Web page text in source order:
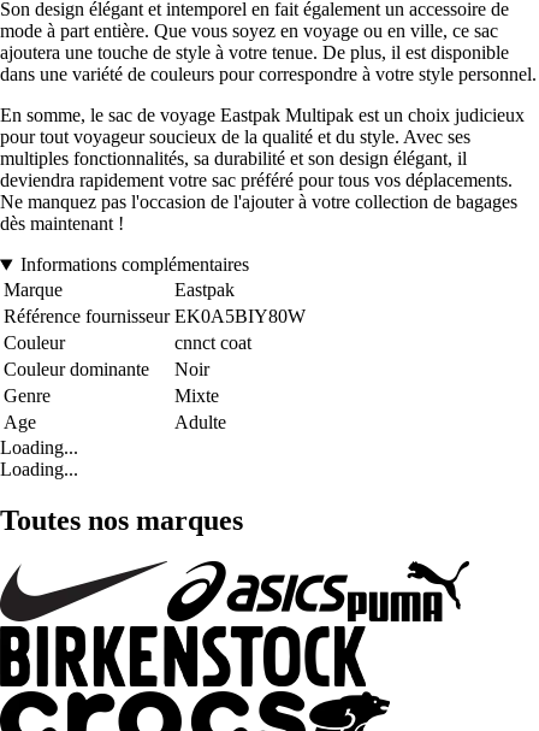
Son design élégant et intemporel en fait également un accessoire de
mode à part entière. Que vous soyez en voyage ou en ville, ce sac
ajoutera une touche de style à votre tenue. De plus, il est disponible
dans une variété de couleurs pour correspondre à votre style personnel.
En somme, le sac de voyage Eastpak Multipak est un choix judicieux
pour tout voyageur soucieux de la qualité et du style. Avec ses
multiples fonctionnalités, sa durabilité et son design élégant, il
deviendra rapidement votre sac préféré pour tous vos déplacements.
Ne manquez pas l'occasion de l'ajouter à votre collection de bagages
dès maintenant !
Informations complémentaires
Marque
Eastpak
Référence fournisseur EK0A5BIY80W
Couleur
cnnct coat
Couleur dominante
Noir
Genre
Mixte
Age
Adulte
Loading...
Loading...
Toutes nos marques